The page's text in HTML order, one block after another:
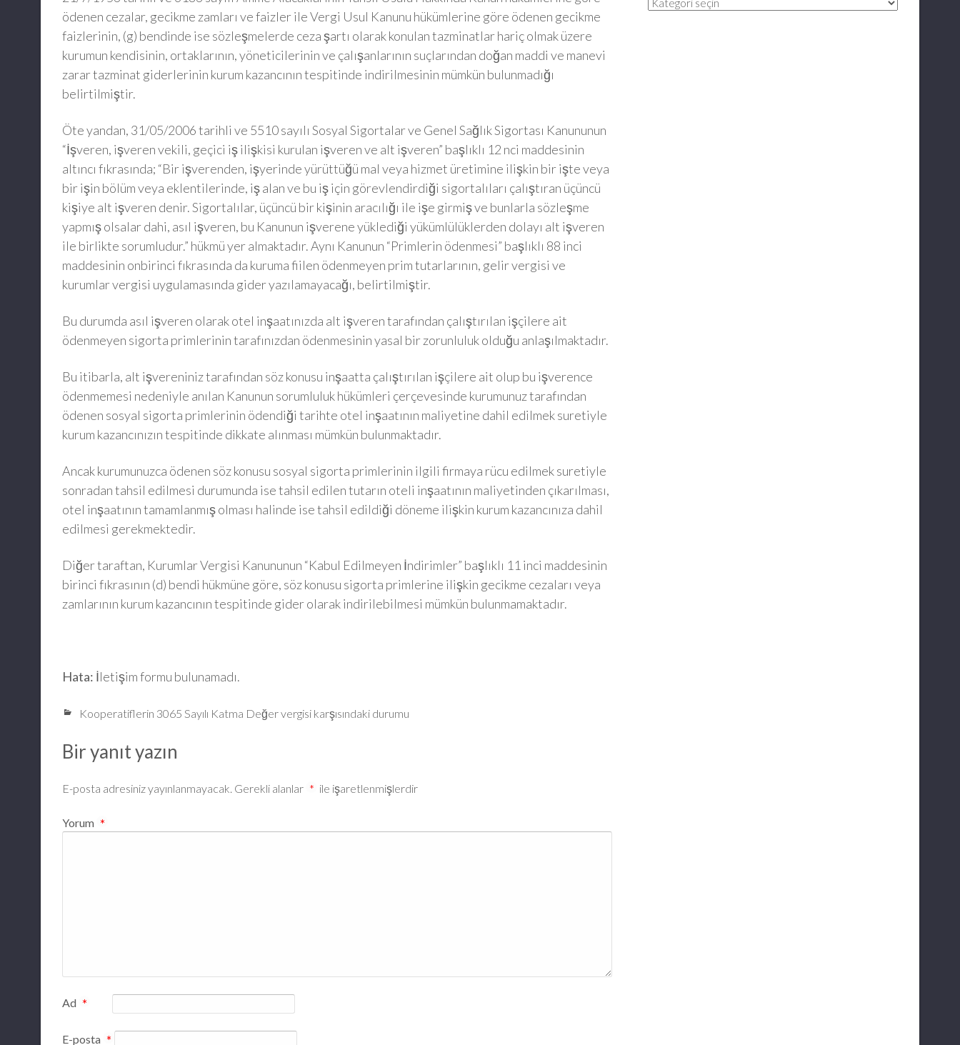
ödenen cezalar, gecikme zamları ve faizler ile Vergi Usul Kanunu hükümlerine göre ödenen gecikme
faizlerinin, (g) bendinde ise sözleşmelerde ceza şartı olarak konulan tazminatlar hariç olmak üzere
kurumun kendisinin, ortaklarının, yöneticilerinin ve çalışanlarının suçlarından doğan maddi ve manevi
zarar tazminat giderlerinin kurum kazancının tespitinde indirilmesinin mümkün bulunmadığı
belirtilmiştir.
Öte yandan, 31/05/2006 tarihli ve 5510 sayılı Sosyal Sigortalar ve Genel Sağlık Sigortası Kanununun
“İşveren, işveren vekili, geçici iş ilişkisi kurulan işveren ve alt işveren” başlıklı 12 nci maddesinin
altıncı fıkrasında; “Bir işverenden, işyerinde yürüttüğü mal veya hizmet üretimine ilişkin bir işte veya
bir işin bölüm veya eklentilerinde, iş alan ve bu iş için görevlendirdiği sigortalıları çalıştıran üçüncü
kişiye alt işveren denir. Sigortalılar, üçüncü bir kişinin aracılığı ile işe girmiş ve bunlarla sözleşme
yapmış olsalar dahi, asıl işveren, bu Kanunun işverene yüklediği yükümlülüklerden dolayı alt işveren
ile birlikte sorumludur.” hükmü yer almaktadır. Aynı Kanunun “Primlerin ödenmesi” başlıklı 88 inci
maddesinin onbirinci fıkrasında da kuruma fiilen ödenmeyen prim tutarlarının, gelir vergisi ve
kurumlar vergisi uygulamasında gider yazılamayacağı, belirtilmiştir.
Bu durumda asıl işveren olarak otel inşaatınızda alt işveren tarafından çalıştırılan işçilere ait
ödenmeyen sigorta primlerinin tarafınızdan ödenmesinin yasal bir zorunluluk olduğu anlaşılmaktadır.
Bu itibarla, alt işvereniniz tarafından söz konusu inşaatta çalıştırılan işçilere ait olup bu işverence
ödenmemesi nedeniyle anılan Kanunun sorumluluk hükümleri çerçevesinde kurumunuz tarafından
ödenen sosyal sigorta primlerinin ödendiği tarihte otel inşaatının maliyetine dahil edilmek suretiyle
kurum kazancınızın tespitinde dikkate alınması mümkün bulunmaktadır.
Ancak kurumunuzca ödenen söz konusu sosyal sigorta primlerinin ilgili firmaya rücu edilmek suretiyle
sonradan tahsil edilmesi durumunda ise tahsil edilen tutarın oteli inşaatının maliyetinden çıkarılması,
otel inşaatının tamamlanmış olması halinde ise tahsil edildiği döneme ilişkin kurum kazancınıza dahil
edilmesi gerekmektedir.
Diğer taraftan, Kurumlar Vergisi Kanununun “Kabul Edilmeyen İndirimler” başlıklı 11 inci maddesinin
birinci fıkrasının (d) bendi hükmüne göre, söz konusu sigorta primlerine ilişkin gecikme cezaları veya
zamlarının kurum kazancının tespitinde gider olarak indirilebilmesi mümkün bulunmamaktadır.
Hata: İletişim formu bulunamadı.
Kooperatiflerin 3065 Sayılı Katma Değer vergisi karşısındaki durumu
Bir yanıt yazın
E-posta adresiniz yayınlanmayacak. Gerekli alanlar * ile işaretlenmişlerdir
Yorum *
Ad *
E-posta *